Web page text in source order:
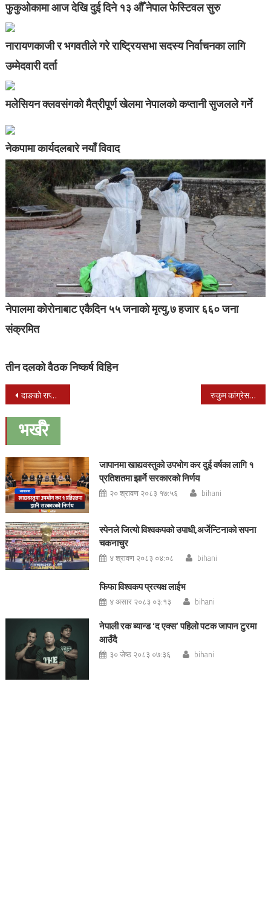
फुकुओकामा आज देखि दुई दिने १३ औँ नेपाल फेस्टिवल सुरु
नारायणकाजी र भगवतीले गरे राष्ट्रियसभा सदस्य निर्वाचनका लागि
उम्मेदवारी दर्ता
मलेसियन क्लवसंगको मैत्रीपूर्ण खेलमा नेपालको कप्तानी सुजलले गर्ने
नेकपामा कार्यदलबारे नयाँ विवाद
नेपालमा कोरोनाबाट एकैदिन ५५ जनाको मृत्यु,७ हजार ६६० जना
संक्रमित
तीन दलको वैठक निष्कर्ष विहिन
Post
navigation
दाङको राप्ती उपक्षेत्रीय अस्पताललाई ५ सय वेडको बनाइदै रुकुम कांग्रेसका १९ जना कारबाहीमा
भर्खरै
जापानमा खाद्यवस्तुको उपभोग कर दुई वर्षका लागि १
प्रतिशतमा झार्ने सरकारको निर्णय
२० श्रावण २०८३ १७:५६ bihani
स्पेनले जित्यो विश्वकपको उपाधी,अर्जेन्टिनाको सपना
चकनाचुर
४ श्रावण २०८३ ०४:०८ bihani
फिफा विश्वकप प्रत्यक्ष लाईभ
४ असार २०८३ ०३:१३ bihani
नेपाली रक ब्यान्ड ‘द एक्स’ पहिलो पटक जापान टुरमा
आउँदै
३० जेष्ठ २०८३ ०७:३६ bihani